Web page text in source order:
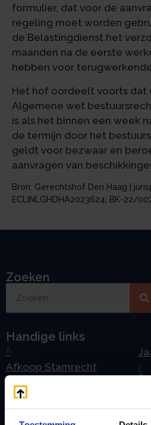
formulier, dat voor de
regeling moet worden
de Belastingdienst het
maanden na de eerste
hebben voor
Het hof oordeelt voorts dat
Algemene wet
is als het binnen een week
de termijn door het
geldt voor bezwaar en
aanvragen van
Bron: Gerechtshof Den Haag |
ECLINLGHDHA2023624, BK-22/
Zoeken
Handige links
A
Afkoop Stamrecht
Belastingdienst
doorgeven